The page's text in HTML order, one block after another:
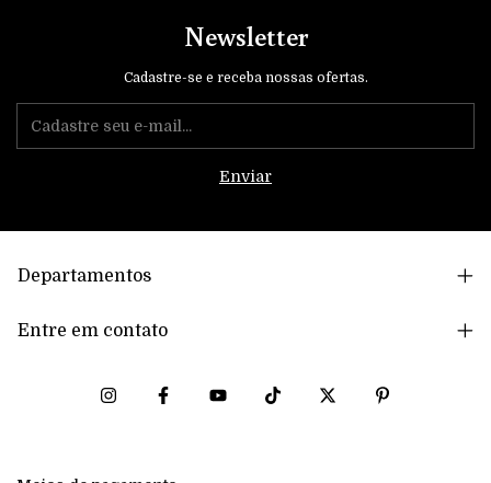
Newsletter
Cadastre-se e receba nossas ofertas.
Departamentos
Entre em contato